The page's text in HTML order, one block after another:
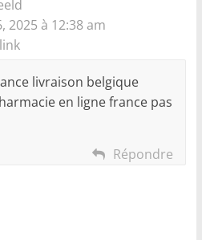
2025 à 12:38 am
livraison belgique
en ligne france pas
Répondre